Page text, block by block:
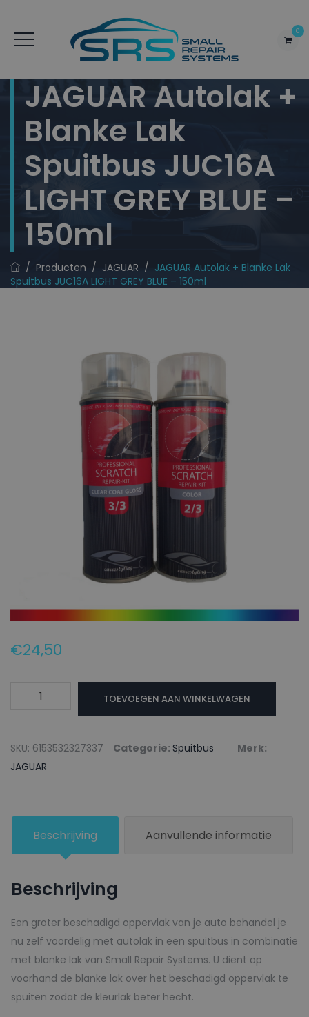
0
JAGUAR Autolak +
Blanke Lak
Spuitbus JUC16A
LIGHT GREY BLUE –
150ml
/ Producten / JAGUAR / JAGUAR Autolak + Blanke Lak
Spuitbus JUC16A LIGHT GREY BLUE – 150ml
€24,50
JAGUAR
Blanke
lak
LIGHT
GREY
BLUE
150ml
TOEVOEGEN AAN WINKELWAGEN
SKU: 6153532327337 Categorie: Spuitbus
Merk:
JAGUAR
Beschrijving Aanvullende informatie
Beschrijving
Een groter beschadigd oppervlak van je auto behandel je
nu zelf voordelig met autolak in een spuitbus in combinatie
met blanke lak van Small Repair Systems. U dient op
voorhand de blanke lak over het beschadigd oppervlak te
spuiten zodat de kleurlak beter hecht.